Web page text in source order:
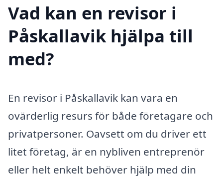
Vad kan en revisor i
Påskallavik hjälpa till
med?
En revisor i Påskallavik kan vara en
ovärderlig resurs för både företagare och
privatpersoner. Oavsett om du driver ett
litet företag, är en nybliven entreprenör
eller helt enkelt behöver hjälp med din